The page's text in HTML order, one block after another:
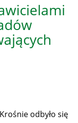
odbyło się